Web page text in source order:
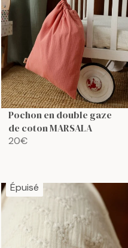
P
R
I
C
6
9
€
Pochon en double gaze
de coton MARSALA
R
U
L
20€
Épuisé